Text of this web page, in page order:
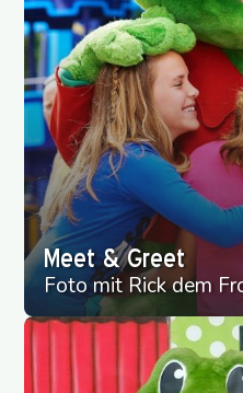
Meet & Greet
Foto mit Rick dem